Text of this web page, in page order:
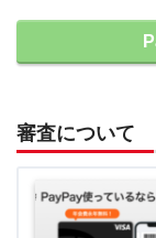
審査について